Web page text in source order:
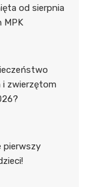
od sierpnia
MPK
i zwierzętom
pierwszy